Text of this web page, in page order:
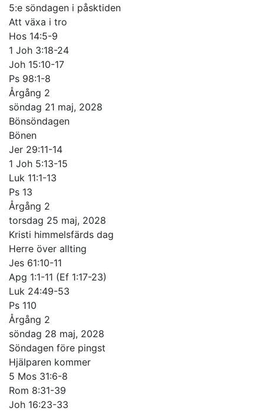
5:e söndagen i påsktiden
Att växa i tro
Hos 14:5-9
1 Joh 3:18-24
Joh 15:10-17
Ps 98:1-8
Årgång 2
söndag 21 maj, 2028
Bönsöndagen
Bönen
Jer 29:11-14
1 Joh 5:13-15
Luk 11:1-13
Ps 13
Årgång 2
torsdag 25 maj, 2028
Kristi himmelsfärds dag
Herre över allting
Jes 61:10-11
Apg 1:1-11 (Ef 1:17-23)
Luk 24:49-53
Ps 110
Årgång 2
söndag 28 maj, 2028
Söndagen före pingst
Hjälparen kommer
5 Mos 31:6-8
Rom 8:31-39
Joh 16:23-33